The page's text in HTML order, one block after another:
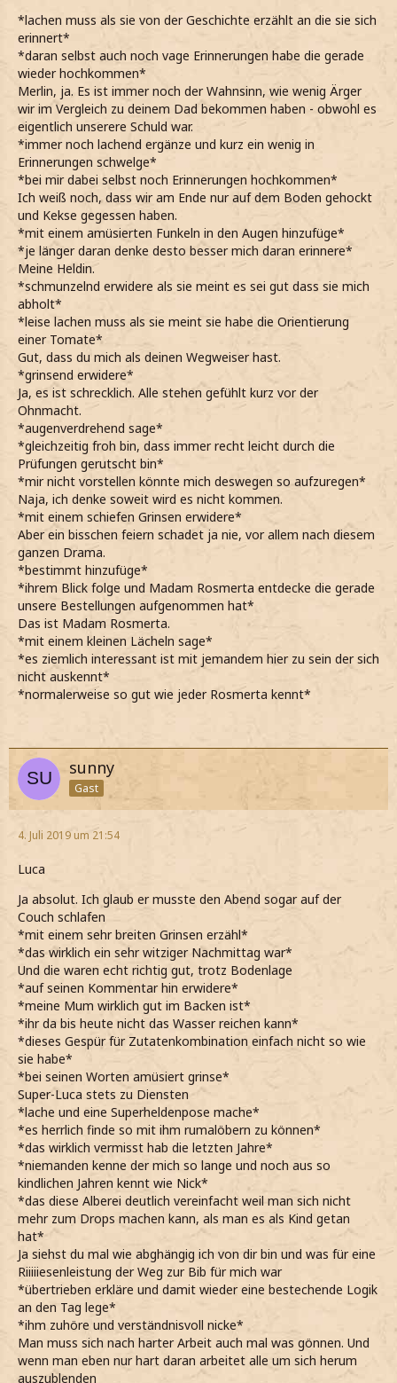
*lachen muss als sie von der Geschichte erzählt an die sie sich
erinnert*
*daran selbst auch noch vage Erinnerungen habe die gerade
wieder hochkommen*
Merlin, ja. Es ist immer noch der Wahnsinn, wie wenig Ärger
wir im Vergleich zu deinem Dad bekommen haben - obwohl es
eigentlich unserere Schuld war.
*immer noch lachend ergänze und kurz ein wenig in
Erinnerungen schwelge*
*bei mir dabei selbst noch Erinnerungen hochkommen*
Ich weiß noch, dass wir am Ende nur auf dem Boden gehockt
und Kekse gegessen haben.
*mit einem amüsierten Funkeln in den Augen hinzufüge*
*je länger daran denke desto besser mich daran erinnere*
Meine Heldin.
*schmunzelnd erwidere als sie meint es sei gut dass sie mich
abholt*
*leise lachen muss als sie meint sie habe die Orientierung
einer Tomate*
Gut, dass du mich als deinen Wegweiser hast.
*grinsend erwidere*
Ja, es ist schrecklich. Alle stehen gefühlt kurz vor der
Ohnmacht.
*augenverdrehend sage*
*gleichzeitig froh bin, dass immer recht leicht durch die
Prüfungen gerutscht bin*
*mir nicht vorstellen könnte mich deswegen so aufzuregen*
Naja, ich denke soweit wird es nicht kommen.
*mit einem schiefen Grinsen erwidere*
Aber ein bisschen feiern schadet ja nie, vor allem nach diesem
ganzen Drama.
*bestimmt hinzufüge*
*ihrem Blick folge und Madam Rosmerta entdecke die gerade
unsere Bestellungen aufgenommen hat*
Das ist Madam Rosmerta.
*mit einem kleinen Lächeln sage*
*es ziemlich interessant ist mit jemandem hier zu sein der sich
nicht auskennt*
*normalerweise so gut wie jeder Rosmerta kennt*
sunny
Gast
4. Juli 2019 um 21:54
Luca
Ja absolut. Ich glaub er musste den Abend sogar auf der
Couch schlafen
*mit einem sehr breiten Grinsen erzähl*
*das wirklich ein sehr witziger Nachmittag war*
Und die waren echt richtig gut, trotz Bodenlage
*auf seinen Kommentar hin erwidere*
*meine Mum wirklich gut im Backen ist*
*ihr da bis heute nicht das Wasser reichen kann*
*dieses Gespür für Zutatenkombination einfach nicht so wie
sie habe*
*bei seinen Worten amüsiert grinse*
Super-Luca stets zu Diensten
*lache und eine Superheldenpose mache*
*es herrlich finde so mit ihm rumalöbern zu können*
*das wirklich vermisst hab die letzten Jahre*
*niemanden kenne der mich so lange und noch aus so
kindlichen Jahren kennt wie Nick*
*das diese Alberei deutlich vereinfacht weil man sich nicht
mehr zum Drops machen kann, als man es als Kind getan
hat*
Ja siehst du mal wie abghängig ich von dir bin und was für eine
Riiiiiesenleistung der Weg zur Bib für mich war
*übertrieben erkläre und damit wieder eine bestechende Logik
an den Tag lege*
*ihm zuhöre und verständnisvoll nicke*
Man muss sich nach harter Arbeit auch mal was gönnen. Und
wenn man eben nur hart daran arbeitet alle um sich herum
auszublenden